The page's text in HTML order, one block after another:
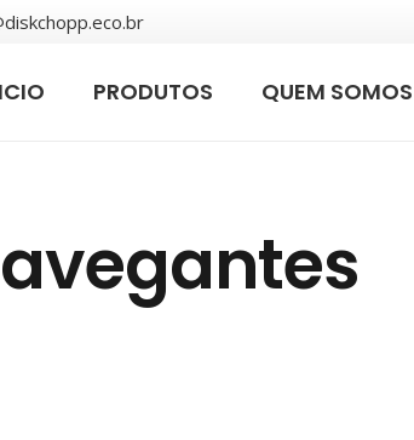
PRODUTOS QUEM SOMOS